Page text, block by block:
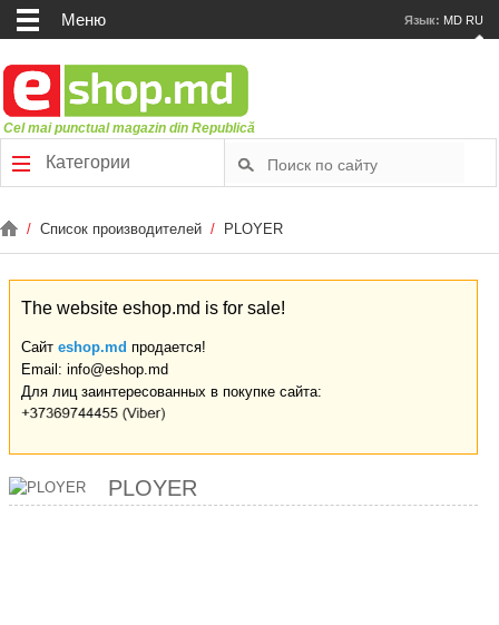
Меню Язык: MD RU
Cel mai punctual magazin din Republică
Категории
/ Список производителей / PLOYER
The website eshop.md is for sale!
Сайт eshop.md продается!
Email: info@eshop.md
Для лиц заинтересованных в покупке сайта:
PLOYER